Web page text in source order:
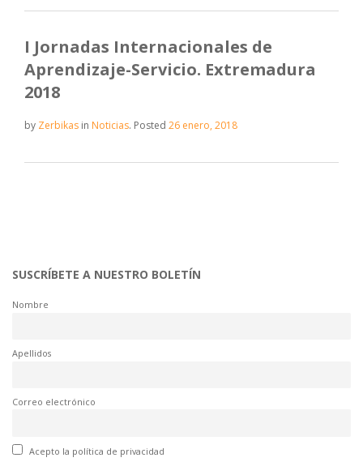
I Jornadas Internacionales de
Aprendizaje-Servicio. Extremadura
2018
by Zerbikas in Noticias. Posted 26 enero, 2018
SUSCRÍBETE A NUESTRO BOLETÍN
Nombre
Apellidos
Correo electrónico
Acepto la política de privacidad